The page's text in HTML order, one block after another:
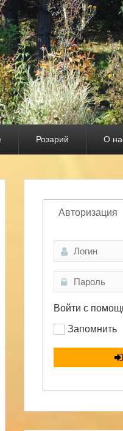
Розарий О
Авторизация
Войти с
Запомнить